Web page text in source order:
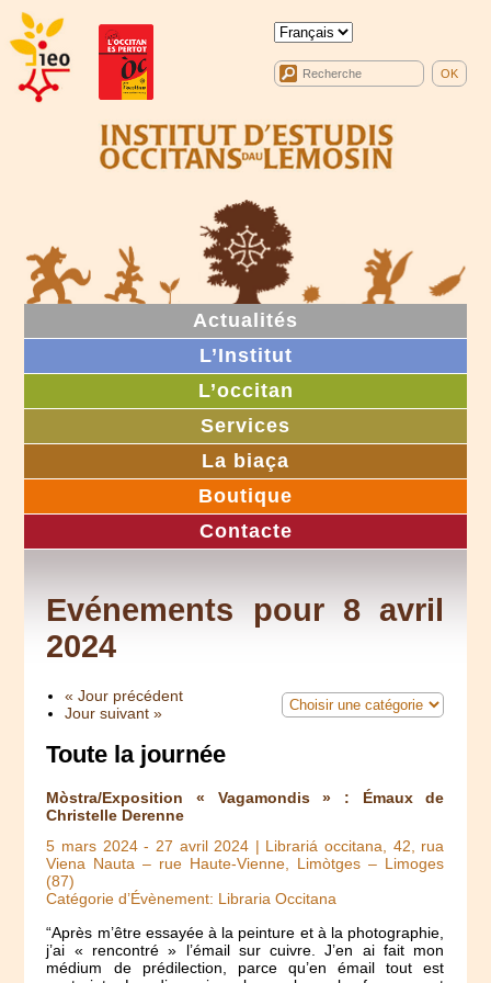
Actualités
L’Institut
L’occitan
Services
La biaça
Boutique
Contacte
Evénements pour 8 avril
2024
« Jour précédent
Jour suivant »
Toute la journée
Mòstra/Exposition « Vagamondis » : Émaux de
Christelle Derenne
5 mars 2024- 27 avril 2024 | Librariá occitana, 42, rua
Viena Nauta – rue Haute-Vienne, Limòtges – Limoges
(87)
Catégorie d’Évènement: Libraria Occitana
“Après m’être essayée à la peinture et à la photographie,
j’ai « rencontré » l’émail sur cuivre. J’en ai fait mon
médium de prédilection, parce qu’en émail tout est